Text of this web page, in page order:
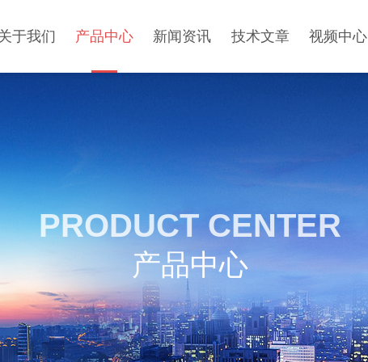
于我们 产品中心 新闻资讯 技术文章 视频中心
PRODUCT CENTER
产品中心